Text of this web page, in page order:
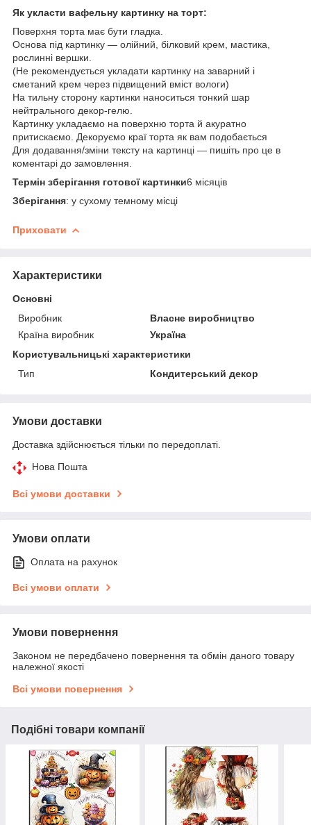
Як укласти вафельну картинку на торт:
Поверхня торта має бути гладка.
Основа під картинку — олійний, білковий крем, мастика,
рослинні вершки.
(Не рекомендується укладати картинку на заварний і
сметаний крем через підвищений вміст вологи)
На тильну сторону картинки наноситься тонкий шар
нейтрального декор-гелю.
Картинку укладаємо на поверхню торта й акуратно
притискаємо. Декоруємо краї торта як вам подобається
Для додавання/зміни тексту на картинці — пишіть про це в
коментарі до замовлення.
Термін зберігання готової картинки6 місяців
Зберігання: у сухому темному місці
Приховати
Характеристики
Основні
Виробник
Власне виробництво
Країна виробник
Україна
Користувальницькі характеристики
Тип
Кондитерський декор
Умови доставки
Доставка здійснюється тільки по передоплаті.
Нова Пошта
Всі умови доставки
Умови оплати
Оплата на рахунок
Всі умови оплати
Умови повернення
Законом не передбачено повернення та обмін даного товару
належної якості
Всі умови повернення
Подібні товари компанії